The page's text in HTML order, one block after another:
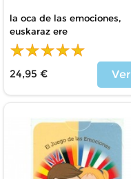
la oca de las emociones,
euskaraz ere
24,95 €
Ver